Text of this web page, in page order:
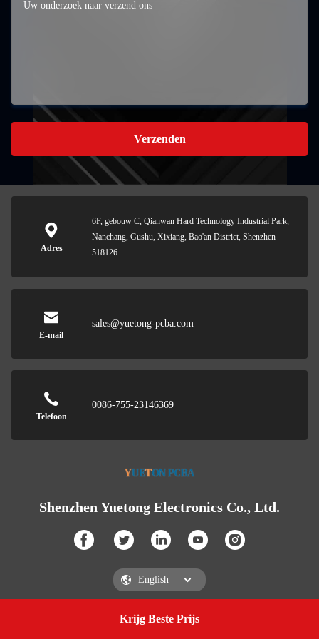
Krijg Beste Prijs
Verzenden
Adres
6F, gebouw C, Qianwan Hard Technology Industrial Park,
Nanchang, Gushu, Xixiang, Bao'an District, Shenzhen
518126
E-mail
sales@yuetong-pcba.com
Telefoon
0086-755-23146369
Shenzhen Yuetong Electronics Co., Ltd.
Shenzhen Yuetong Electronics Co., Ltd.